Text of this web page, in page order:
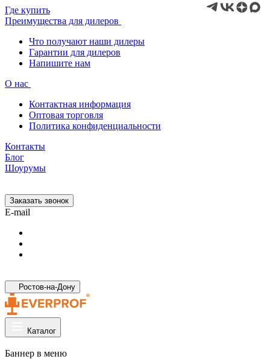
Где купить
Преимущества для дилеров
Что получают наши дилеры
Гарантии для дилеров
Напишите нам
О нас
Контактная информация
Оптовая торговля
Политика конфиденциальности
Контакты
Блог
Шоурумы
Заказать звонок
E-mail
Ростов-на-Дону
Каталог
Баннер в меню